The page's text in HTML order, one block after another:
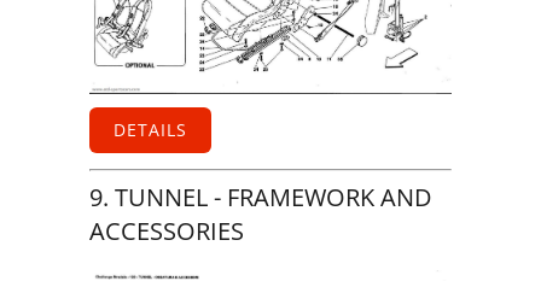
DETAILS
9. TUNNEL - FRAMEWORK AND
ACCESSORIES